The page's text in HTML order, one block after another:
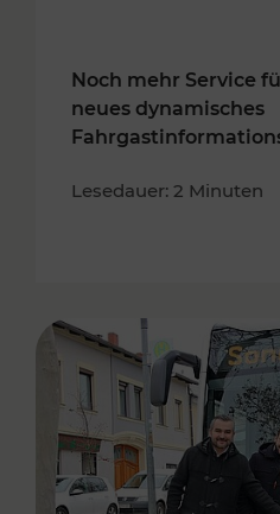
Noch mehr Service
neues dynamisches
Lesedauer: 2 Minuten